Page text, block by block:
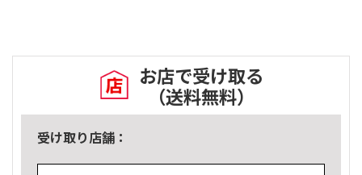
お店で受け取る
（送料無料）
受け取り店舗：